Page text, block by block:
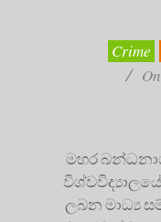
Crime
මහර
ලබන මාධ්‍ය